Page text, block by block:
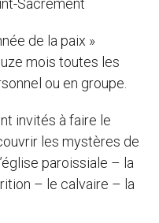
Sacrement
de la paix »
mois toutes les
ou en groupe.
invités à faire le
les mystères de
paroissiale – la
– le calvaire – la